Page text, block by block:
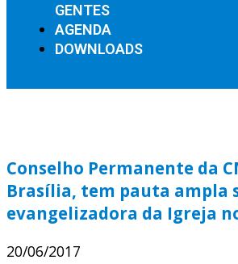
GENTES
AGENDA
DOWNLOADS
Conselho Permanente da
Brasília, tem pauta ampla
evangelizadora da Igreja
20/06/2017